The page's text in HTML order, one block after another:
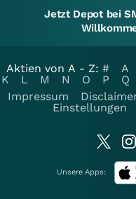
Jetzt Depot bei
Aktien von A - Z: # A
K
L M N O P Q
Impressum
Einstellungen
Unsere Apps: